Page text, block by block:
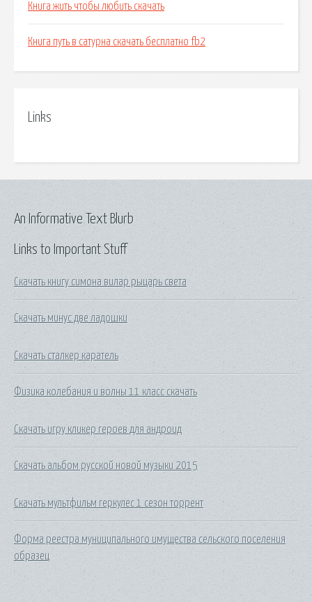
Книга жить чтобы любить скачать
Книга путь в сатурна скачать бесплатно fb2
Links
Links to Important Stuff
Скачать книгу симона вилар рыцарь света
Скачать минус две ладошки
Скачать сталкер каратель
Физика колебания и волны 11 класс скачать
Скачать игру кликер героев для андроид
Скачать альбом русской новой музыки 2015
Скачать мультфильм геркулес 1 сезон торрент
Форма реестра муниципального имущества сельского поселения
образец
An Informative Text Blurb